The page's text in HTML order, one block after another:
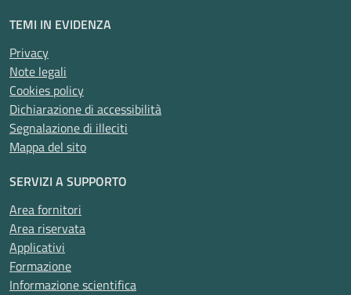
TEMI IN EVIDENZA
Privacy
Note legali
Cookies policy
Dichiarazione di accessibilità
Segnalazione di illeciti
Mappa del sito
SERVIZI A SUPPORTO
Area fornitori
Area riservata
Applicativi
Formazione
Informazione scientifica